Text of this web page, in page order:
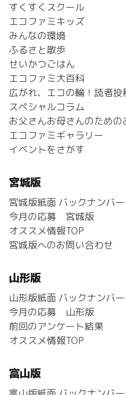
すくすくスクール
エコファミキッズ
みんなの環境
ふるさと散歩
せいかつごはん
エコファミ大百科
広がれ、エコの輪！読者投
スペシャルコラム
お父さんお母さんのための
エコファミギャラリー
イベントをさがす
宮城版
宮城版紙面 バックナンバ
今月の応募 宮城版
オススメ情報TOP
宮城版へのお問い合わせ
山形版
山形版紙面 バックナンバ
今月の応募 山形版
前回のアンケート結果
オススメ情報TOP
富山版